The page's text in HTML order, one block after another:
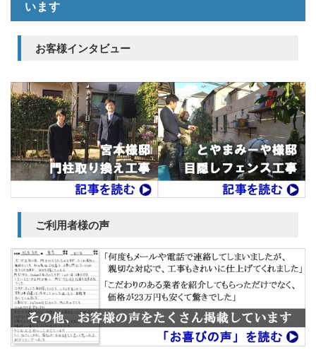
います
お客様インタビュー
ご利用者様の声